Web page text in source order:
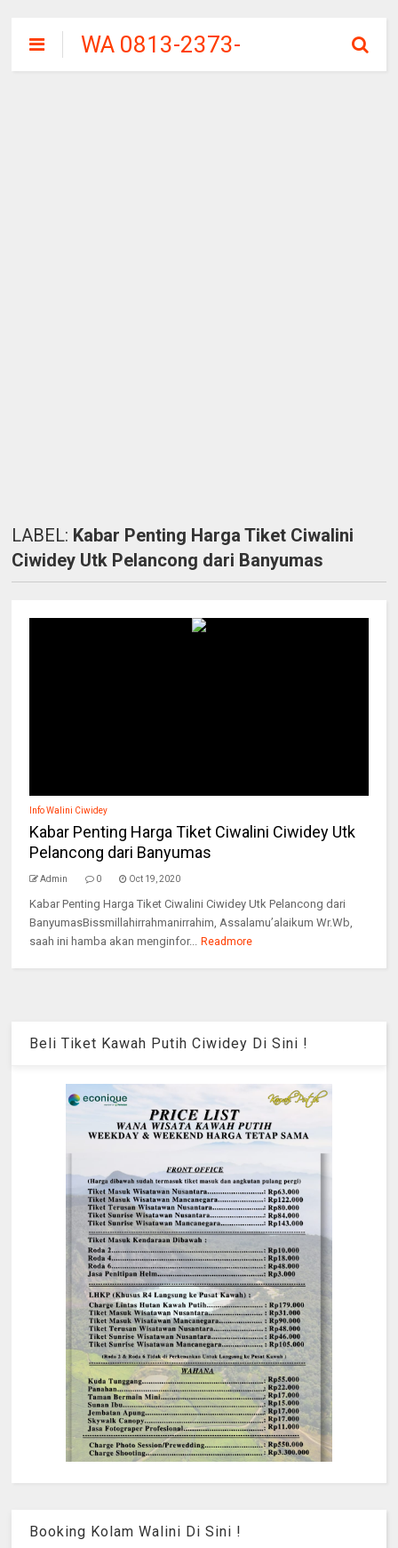
WA 0813-2373-
9973 | WALINI
LABEL: Kabar Penting Harga Tiket Ciwalini
Ciwidey Utk Pelancong dari Banyumas
Info Walini Ciwidey
Kabar Penting Harga Tiket Ciwalini Ciwidey Utk
Pelancong dari Banyumas
Admin 0 Oct 19, 2020
Kabar Penting Harga Tiket Ciwalini Ciwidey Utk Pelancong dari
BanyumasBissmillahirrahmanirrahim, Assalamu’alaikum Wr.Wb,
saah ini hamba akan menginfor... Readmore
Beli Tiket Kawah Putih Ciwidey Di Sini !
Booking Kolam Walini Di Sini !